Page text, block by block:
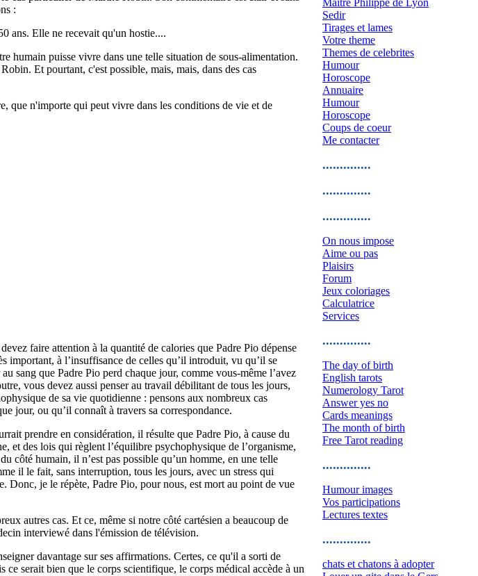
:
ans. Elle ne recevait qu'un hostie....
humain puisse vivre dans une telle situation de sous-alimentation.
Et pourtant, c'est possible, mais, mais, dans des cas
que n'importe qui peut vivre dans les conditions de vie et de
faire attention à la quantité de calories que Padre Pio dépense
important, à l’insuffisance de celles qu’il introduit, vu qu’il se
sang que Padre Pio perd chaque jour, comme vous-même l’avez
vous devez aussi penser au travail débilitant de tous les jours,
de sa vie quotidienne : pensons aux nombreux cas
jour, ou qu’il connaît à travers sa correspondance.
prendre en considération, il résulte que Padre Pio, à cause du
et des lois qui règlent l’équilibre psychophysique de l’organisme,
côté humain, il n’est pas possible qu’un homme, en une telle
il le fait, sans interruption, tous les jours, avec un stress qui
Donc, je le répète, Padre Pio, pour nous, est mort au point de vue
autres cas. Et ce, même si notre côté cartésien a beaucoup de
interviewé dans l'émission de télévision.
davantage sur ses affirmations. Certes, ce qu'il a sorti de
serait bien que le corps scientifique, le corps médical accède à un
Maitre Philippe de Lyon
Sedir
Tirages et lames
Votre theme
Themes de celebrites
Humour
Horoscope
Annuaire
Humour
Horoscope
Coups de coeur
Me contacter
..............
..............
..............
On nous impose
Aime ou pas
Plaisirs
Forum
Jeux coloriages
Calculatrice
Services
..............
The day of birth
English tarots
Numerology Tarot
Answer yes no
Cards meanings
The month of birth
Free Tarot reading
..............
Humour images
Vos participations
Lectures textes
..............
chats et chatons à adopter